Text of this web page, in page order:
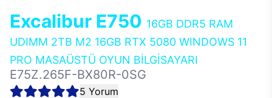
Excalibur E750 16GB DDR5 RAM
UDIMM 2TB M2 16GB RTX 5080 WINDOWS 11
PRO MASAÜSTÜ OYUN BİLGİSAYARI
E75Z.265F-BX80R-0SG
5 Yorum